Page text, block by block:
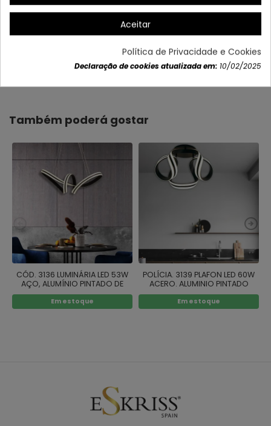
Dados do produto
Também poderá gostar
CÓD. 3136 LUMINÁRIA LED 53W
AÇO, ALUMÍNIO PINTADO DE
PRETO
Em estoque
POLÍCIA. 3139 PLAFON LED 60W
ACERO. ALUMINIO PINTADO
NEGRO
Em estoque
Aceitar
Política de Privacidade e Cookies
Declaração de cookies atualizada em: 10/02/2025